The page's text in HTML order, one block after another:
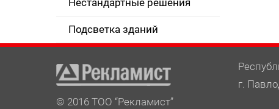
Нестандартные решения
Подсветка зданий
г.
© 2016 ТОО “Рекламист”